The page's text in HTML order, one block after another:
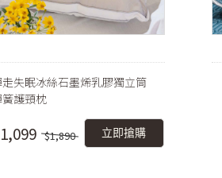
失眠冰絲石墨烯乳膠獨立筒
護頸枕
$1,890 立即搶購